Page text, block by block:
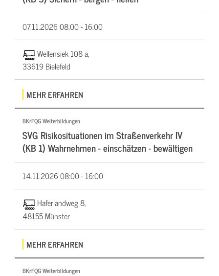
07.11.202608:00 - 16:00
Wellensiek 108 a,
33619 Bielefeld
MEHR ERFAHREN
BKrFQG Weiterbildungen
SVG Risikosituationen im Straßenverkehr IV
(KB 1) Wahrnehmen - einschätzen - bewältigen
14.11.202608:00 - 16:00
Haferlandweg 8,
48155 Münster
MEHR ERFAHREN
BKrFQG Weiterbildungen